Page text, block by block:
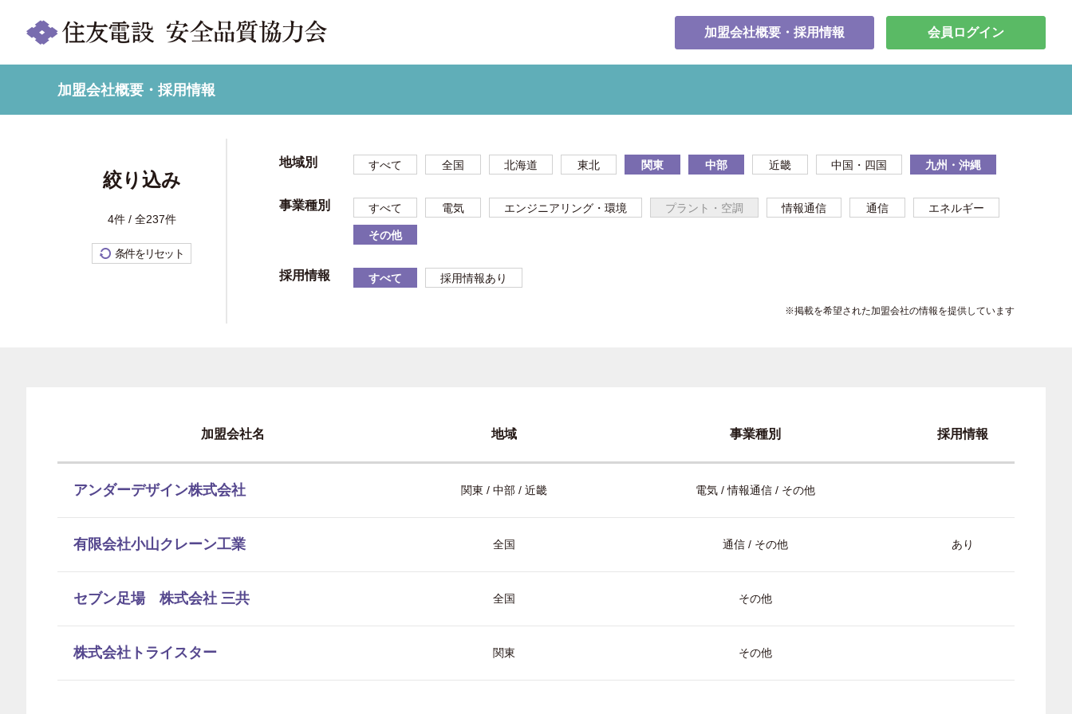
加盟会社概要・採用情報 会員ログイン
加盟会社概要・採用情報
絞り込み
4件 / 全237件
条件をリセット
地域別 すべて 全国 北海道 東北 関東 中部 近畿 中国・四国 九州・沖縄
事業種別 すべて 電気 エンジニアリング・環境 プラント・空調 情報通信 通信 エネルギー
その他
採用情報 すべて 採用情報あり
※掲載を希望された加盟会社の情報を提供しています
加盟会社名 地域 事業種別 採用情報
アンダーデザイン株式会社 関東 / 中部 / 近畿 電気 / 情報通信 / その他
有限会社小山クレーン工業 全国 通信 / その他 あり
セブン足場 株式会社 三共 全国 その他
株式会社トライスター 関東 その他